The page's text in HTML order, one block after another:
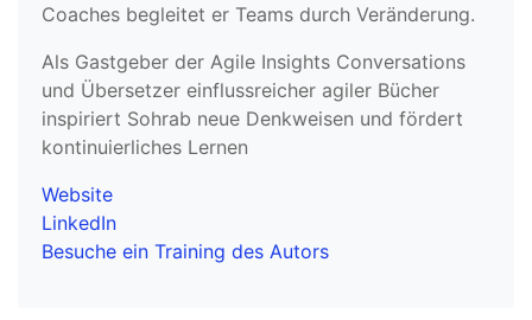
Coaches begleitet er Teams durch Veränderung.
Als Gastgeber der Agile Insights Conversations
und Übersetzer einflussreicher agiler Bücher
inspiriert Sohrab neue Denkweisen und fördert
kontinuierliches Lernen
Website
LinkedIn
Besuche ein Training des Autors